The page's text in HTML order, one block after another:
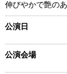
伸びやかで艶の
公演日
公演会場